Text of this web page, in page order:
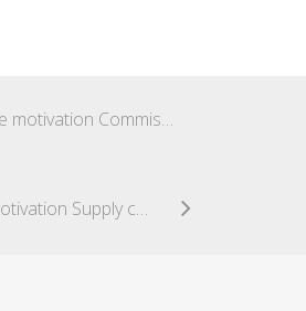
Lettre de motivation Commissionnaire en douane
Lettre de motivation Supply chain manager